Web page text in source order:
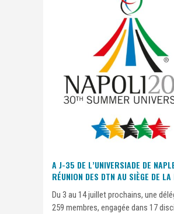
A J-35 DE L’UNIVERSIADE DE
RÉUNION DES DTN AU SIÈGE DE LA
Du 3 au 14 juillet prochains, une
259 membres, engagée dans 17